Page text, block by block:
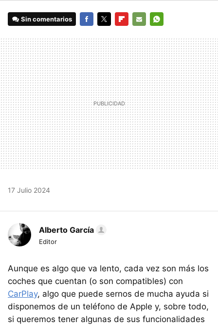
Sin comentarios
MAIL
17 Julio 2024
Alberto García
Editor
Aunque es algo que va lento, cada vez son más los
coches que cuentan (o son compatibles) con
CarPlay, algo que puede sernos de mucha ayuda si
disponemos de un teléfono de Apple y, sobre todo,
si queremos tener algunas de sus funcionalidades